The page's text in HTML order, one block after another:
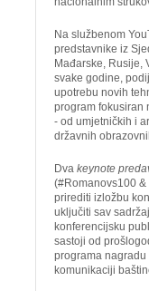
Na službenom
predstavnike iz
Mađarske, Rusije,
svake godine,
upotrebu novih
program fokusiran
- od umjetničkih i
državnih
Dva keynote
(#Romanovs100 &
prirediti izložbu
uključiti sav
konferencijsku
sastoji od
programa nagradu
komunikaciji